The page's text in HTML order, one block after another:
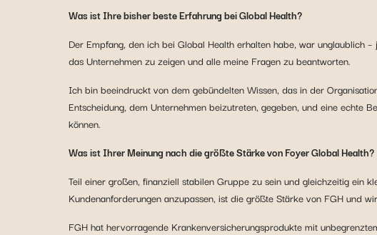
Was ist Ihre bisher beste Erfahrung bei Global Health?
Der Empfang, den ich bei Global Health erhalten habe, war unglaublich
das Unternehmen zu zeigen und alle meine Fragen zu beantworten.
Ich bin beeindruckt von dem gebündelten Wissen, das in der
Entscheidung, dem Unternehmen beizutreten, gegeben, und eine echte
können.
Was ist Ihrer Meinung nach die größte Stärke von Foyer Global Health?
Teil einer großen, finanziell stabilen Gruppe zu sein und gleichzeitig ein
Kundenanforderungen anzupassen, ist die größte Stärke von FGH und
FGH hat hervorragende Krankenversicherungsprodukte mit